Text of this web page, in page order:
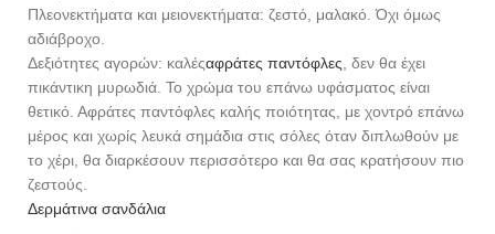
Πλεονεκτήματα και μειονεκτήματα: ζεστό, μαλακό. Όχι όμως
αδιάβροχο.
Δεξιότητες αγορών: καλέςαφράτες παντόφλες , δεν θα έχει
πικάντικη μυρωδιά. Το χρώμα του επάνω υφάσματος είναι
θετικό. Αφράτες παντόφλες καλής ποιότητας, με χοντρό επάνω
μέρος και χωρίς λευκά σημάδια στις σόλες όταν διπλωθούν με
το χέρι, θα διαρκέσουν περισσότερο και θα σας κρατήσουν πιο
ζεστούς.
Δερμάτινα σανδάλια